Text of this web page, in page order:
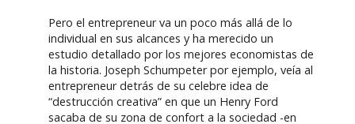
Pero el entrepreneur va un poco más allá de lo
individual en sus alcances y ha merecido un
estudio detallado por los mejores economistas de
la historia. Joseph Schumpeter por ejemplo, veía al
entrepreneur detrás de su celebre idea de
“destrucción creativa” en que un Henry Ford
sacaba de su zona de confort a la sociedad -en